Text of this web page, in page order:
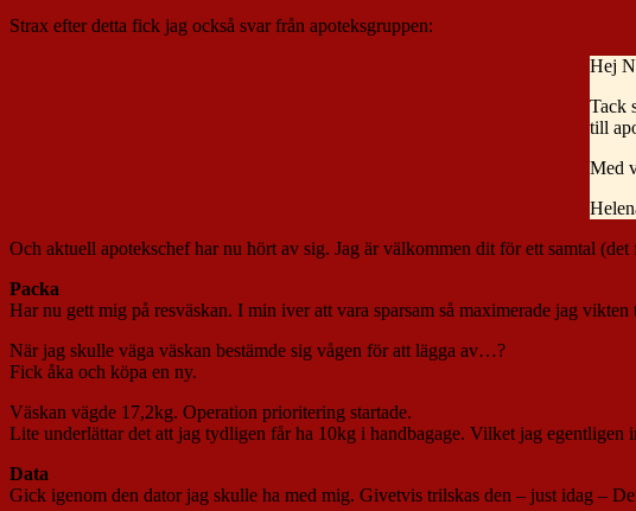
Strax efter detta fick jag också svar från apoteksgruppen:
Hej
Tack
till
Med
Och aktuell apotekschef har nu hört av sig. Jag är välkommen dit för ett samtal
Packa
Har nu gett mig på resväskan. I min iver att vara sparsam så maximerade jag
När jag skulle väga väskan bestämde sig vågen för att lägga av…?
Fick åka och köpa en ny.
Väskan vägde 17,2kg. Operation prioritering startade.
Lite underlättar det att jag tydligen får ha 10kg i handbagage. Vilket jag
Data
Gick igenom den dator jag skulle ha med mig. Givetvis trilskas den – just idag –